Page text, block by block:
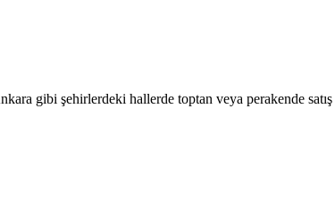
gibi şehirlerdeki hallerde toptan veya perakende satış